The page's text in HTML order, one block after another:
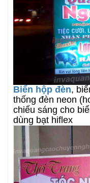
Biển hộp đèn,
thống đèn neon
chiếu sáng cho
dùng bạt hiflex